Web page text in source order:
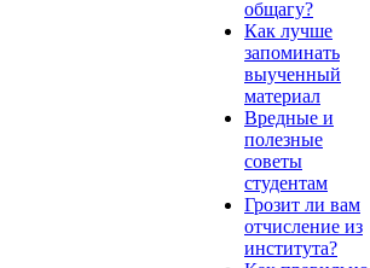
общагу?
Как лучше
запоминать
выученный
материал
Вредные и
полезные
советы
студентам
Грозит ли вам
отчисление из
института?